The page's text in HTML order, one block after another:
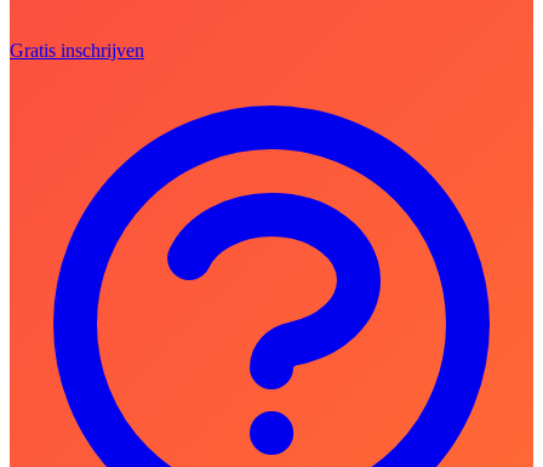
Gratis inschrijven